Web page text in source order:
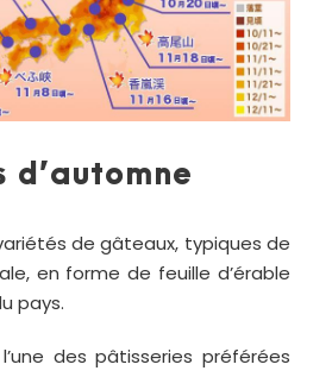
d’automne
de gâteaux, typiques de
en forme de feuille d’érable
pays.
des pâtisseries préférées